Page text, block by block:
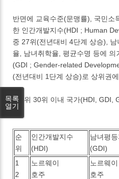
반면에 교육수준(문맹률), 국민소
한 인간개발지수(HDI ; Human
중 27위(전년대비 4단계 상승),
율, 남녀취학율, 평균수명 등에 의
(GDI ; Gender-related
(전년대비 1단계 상승)로 상위권
* 상위 30위 이내 국가(HDI, GDI,
순
위
인간개발지수
(HDI)
남녀평
(GDI)
1
2
노르웨이
호주
노르웨이
호주
목록
열기